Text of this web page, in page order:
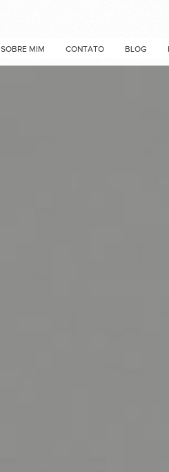
SOBRE MIM CONTATO BLOG